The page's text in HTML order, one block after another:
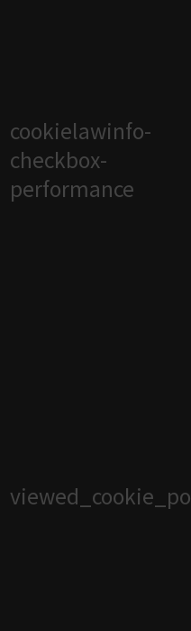
cookielawinfo-
checkbox-
performance